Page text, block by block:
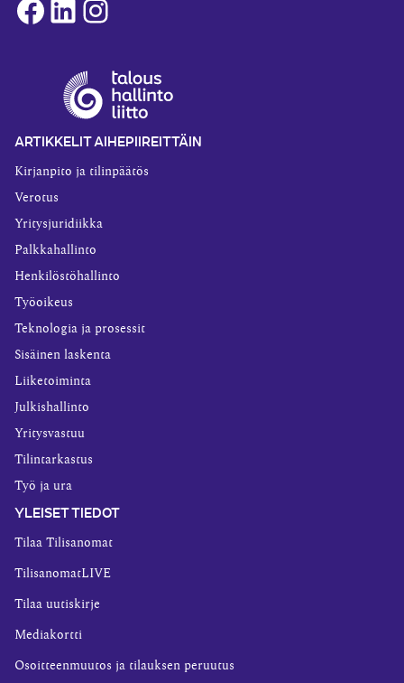
Facebook
LinkedInInstagram
ARTIKKELIT AIHEPIIREITTÄIN
Kirjanpito ja tilinpäätös
Verotus
Yritysjuridiikka
Palkkahallinto
Henkilöstöhallinto
Työoikeus
Teknologia ja prosessit
Sisäinen laskenta
Liiketoiminta
Julkishallinto
Yritysvastuu
Tilintarkastus
Työ ja ura
YLEISET TIEDOT
Tilaa Tilisanomat
TilisanomatLIVE
Tilaa uutiskirje
Mediakortti
Osoitteenmuutos ja tilauksen peruutus